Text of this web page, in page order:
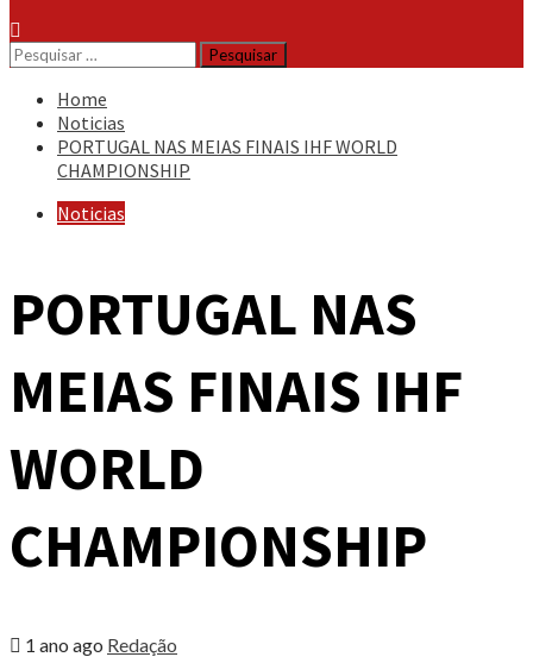
Pesquisar
por:
Home
Noticias
PORTUGAL NAS MEIAS FINAIS IHF WORLD
CHAMPIONSHIP
Noticias
PORTUGAL NAS
MEIAS FINAIS IHF
WORLD
CHAMPIONSHIP
1 ano ago Redação